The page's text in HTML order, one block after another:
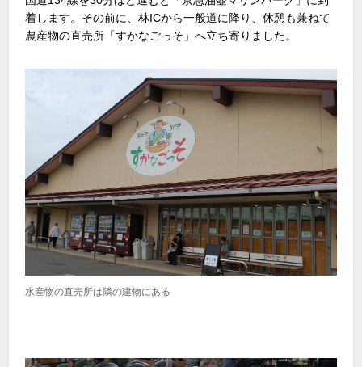
着します。その前に、林ICから一般道に降り、休憩も兼ねて
農産物の直売所「すかなごっそ」へ立ち寄りました。
水産物の直売所は隣の建物にある